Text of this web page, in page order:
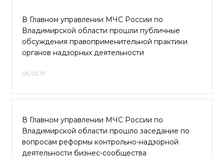
В Главном управлении МЧС России по
Владимирской области прошли публичные
обсуждения правоприменительной практики
органов надзорных деятельности
05.05.17
В Главном управлении МЧС России по
Владимирской области прошло заседание по
вопросам реформы контрольно-надзорной
деятельности бизнес-сообщества